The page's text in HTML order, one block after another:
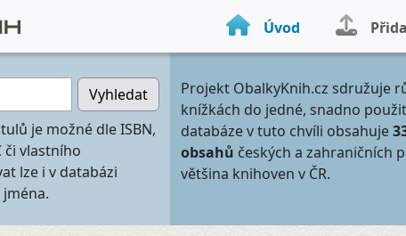
Úvod
Vyhledat
je možné dle ISBN,
či vlastního
lze i v databázi
jména.
Projekt ObalkyKnih.cz sdružuje
knížkách do jedné, snadno
databáze v tuto chvíli obsahuje
obsahů českých a zahraničních
většina knihoven v ČR.